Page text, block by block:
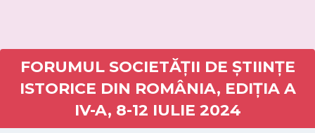
FORUMUL SOCIETĂȚII DE ȘTIINȚE
ISTORICE DIN ROMÂNIA, EDIȚIA A
IV-A, 8-12 IULIE 2024